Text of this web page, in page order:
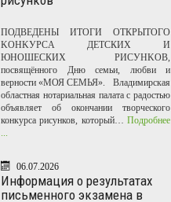
ПОДВЕДЕНЫ ИТОГИ ОТКРЫТОГО
KOHKУPCA ДЕТСКИХ И
ЮНОШЕСКИХ PИCУHKOB,
посвящённого Дню семьи, любви и
верности «МОЯ СЕМЬЯ». Владимирская
областная нотариальная палата с радостью
объявляет об окончании творческого
конкурса рисунков, который… Подробнее
...
06.07.2026
Информация о результатах
письменного экзамена в